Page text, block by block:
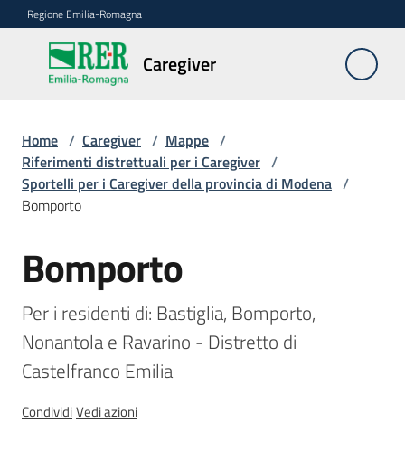
Vai al contenuto
Vai alla navigazione
Vai al footer
Regione Emilia-Romagna
Caregiver
Caregiver
Chi
è
il
Caregiver
FAQ
Le
azioni
della
Regione
Home / Caregiver / Mappe /
Riferimenti distrettuali per i Caregiver /
Sportelli per i Caregiver della provincia di Modena /
Bomporto
Salta al contenuto
Bomporto
Per i residenti di: Bastiglia, Bomporto,
Nonantola e Ravarino - Distretto di
Castelfranco Emilia
CondividiVedi azioni